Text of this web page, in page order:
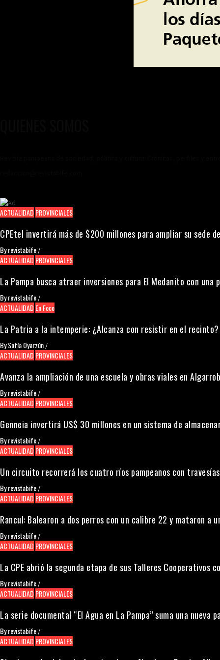
ACTUALIDAD PROVINCIALES
CPEtel invertirá más de $200 millones para ampliar su sede
Byrevistabife /
ACTUALIDAD PROVINCIALES
La Pampa busca atraer inversiones para El Medanito con
Byrevistabife /
ACTUALIDAD En Foco
La Patria a la intemperie: ¿Alcanza con resistir en el recinto?
BySofía Oyarzún /
ACTUALIDAD PROVINCIALES
Avanza la ampliación de una escuela y obras viales en
Byrevistabife /
ACTUALIDAD PROVINCIALES
Genneia invertirá US$ 30 millones en un sistema de
Byrevistabife /
ACTUALIDAD PROVINCIALES
Un circuito recorrerá los cuatro ríos pampeanos con
Byrevistabife /
ACTUALIDAD PROVINCIALES
Rancul: Balearon a dos perros con un calibre 22 y mataron a
Byrevistabife /
ACTUALIDAD PROVINCIALES
La CPE abrió la segunda etapa de sus Talleres Cooperativos
Byrevistabife /
ACTUALIDAD PROVINCIALES
La serie documental “El Agua en La Pampa” suma una nueva
Byrevistabife /
ACTUALIDAD PROVINCIALES